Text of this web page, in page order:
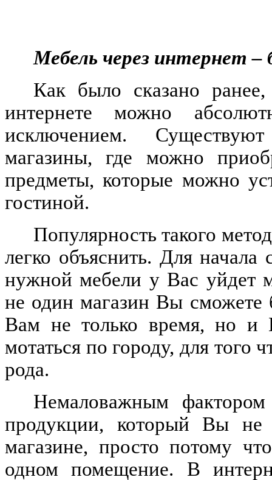
Мебель через интернет –
Как было сказано
интернете можно
исключением.
магазины, где можно
предметы, которые можно
гостиной.
Популярность такого
легко объяснить. Для начала
нужной мебели у Вас уйдет
не один магазин Вы сможете
Вам не только время, но и
мотаться по городу, для того
рода.
Немаловажным
продукции, который Вы не
магазине, просто потому
одном помещение. В